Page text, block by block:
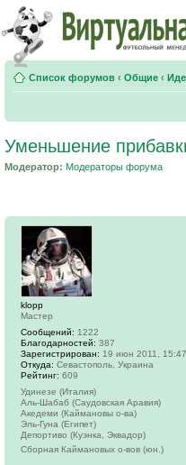
Список форумов ‹ Общие ‹
Уменьшение
Модератор: Модераторы форума
klopp
Мастер
Сообщений: 1222
Благодарностей: 387
Зарегистрирован: 19 июн 2011, 15:47
Откуда: Севастополь, Украина
Рейтинг: 609
Удинезе (Италия)
Аль-Шабаб (Саудовская Аравия)
Акедеми (Каймановы о-ва)
Эль-Гуна (Египет)
Депортиво (Куэнка, Эквадор)
Сборная Каймановых о-вов (юн.)